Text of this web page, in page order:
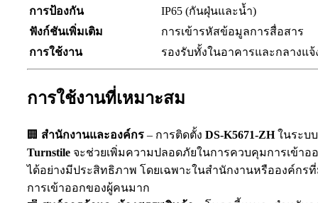
การป้องกัน
IP65 (กันฝุ่นและน้ำ)
ฟังก์ชันเพิ่มเติม
การเข้ารหัสข้อมูลการสื่อสาร
การใช้งาน
รองรับทั้งในอาคารและกลางแจ้
การใช้งานที่เหมาะสม
🏢 สำนักงานและองค์กร – การติดตั้ง DS-K5671-ZHในระบบ
Turnstile จะช่วยเพิ่มความปลอดภัยในการควบคุมการเข้าอ
ได้อย่างมีประสิทธิภาพ โดยเฉพาะในสำนักงานหรือองค์กร
การเข้าออกของผู้คนมาก